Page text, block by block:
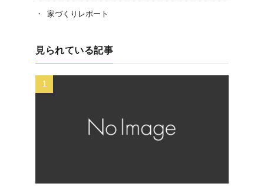
家づくりレポート
見られている記事